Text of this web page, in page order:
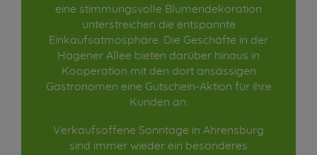
eine stimmungsvolle Blumendekoration
unterstreichen die entspannte
Einkaufsatmosphäre. Die Geschäfte in der
Hagener Allee bieten darüber hinaus in
Kooperation mit den dort ansässigen
Gastronomen eine Gutschein-Aktion für ihre
Kunden an.
Verkaufsoffene Sonntage in Ahrensburg
sind immer wieder ein besonderes